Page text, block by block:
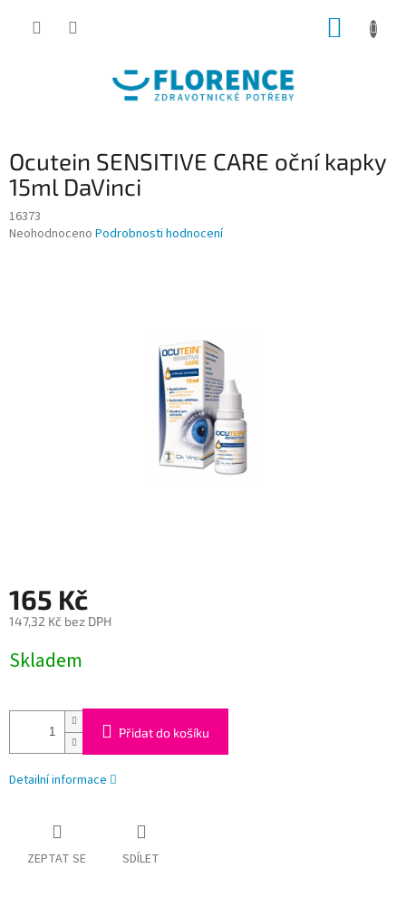
Ocutein SENSITIVE CARE oční kapky
15ml DaVinci
16373
Průměrné
Neohodnoceno Podrobnosti hodnocení
165 Kč
147,32 Kč bez DPH
cena:
Skladem
Přidat do košíku
Detailní informace
ZEPTAT SE SDÍLET